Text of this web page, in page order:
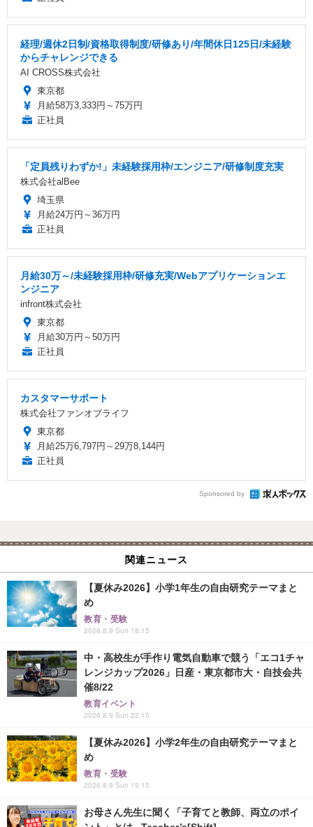
経理/週休2日制/資格取得制度/研修あり/年間休日125日/未経験
からチャレンジできる
AI CROSS株式会社
東京都
月給58万3,333円～75万円
正社員
「定員残りわずか!」未経験採用枠/エンジニア/研修制度充実
株式会社alBee
埼玉県
月給24万円～36万円
正社員
月給30万～/未経験採用枠/研修充実/Webアプリケーションエ
ンジニア
infront株式会社
東京都
月給30万円～50万円
正社員
カスタマーサポート
株式会社ファンオブライフ
東京都
月給25万6,797円～29万8,144円
正社員
Sponsored by
関連ニュース
【夏休み2026】小学1年生の自由研究テーマまと
め
教育・受験
2026.8.9 Sun 18:15
中・高校生が手作り電気自動車で競う「エコ1チャ
レンジカップ2026」日産・東京都市大・自技会共
催8/22
教育イベント
2026.8.9 Sun 22:15
【夏休み2026】小学2年生の自由研究テーマまと
め
教育・受験
2026.8.9 Sun 19:15
お母さん先生に聞く「子育てと教師、両立のポイ